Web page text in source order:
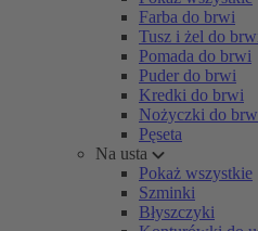
Farba do brwi
Tusz i żel do
Pomada do brwi
Puder do brwi
Kredki do brwi
Nożyczki do
Pęseta
Na usta
Pokaż wszystkie
Szminki
Błyszczyki